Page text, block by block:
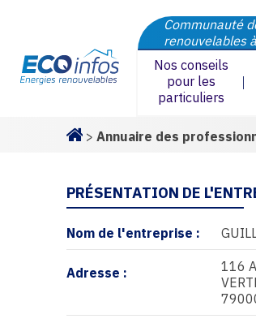
Communauté
renouvelables
Nos conseils
pour les
particuliers
> Annuaire des
PRÉSENTATION DE
Nom de l'entreprise :
Adresse :
116